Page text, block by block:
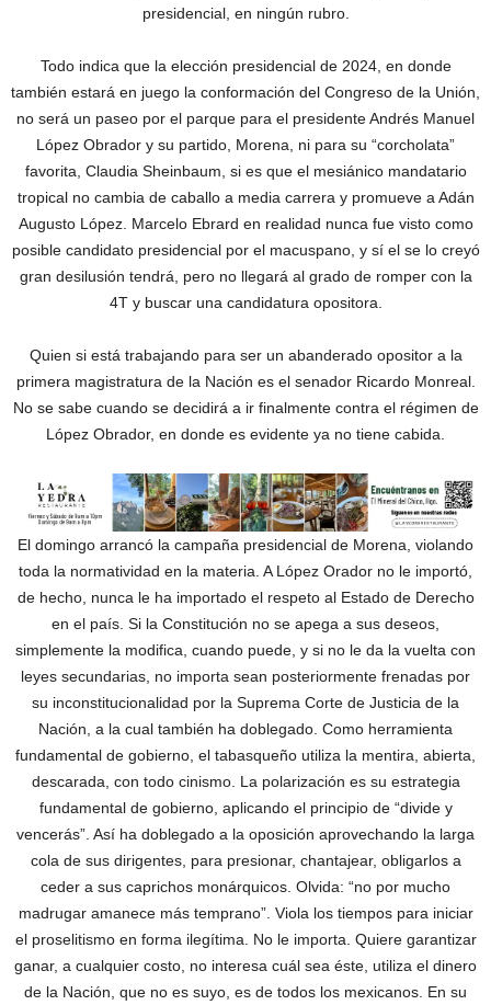
presidencial, en ningún rubro.
Todo indica que la elección presidencial de 2024, en donde
también estará en juego la conformación del Congreso de la Unión,
no será un paseo por el parque para el presidente Andrés Manuel
López Obrador y su partido, Morena, ni para su “corcholata”
favorita, Claudia Sheinbaum, si es que el mesiánico mandatario
tropical no cambia de caballo a media carrera y promueve a Adán
Augusto López. Marcelo Ebrard en realidad nunca fue visto como
posible candidato presidencial por el macuspano, y sí el se lo creyó
gran desilusión tendrá, pero no llegará al grado de romper con la
4T y buscar una candidatura opositora.
Quien si está trabajando para ser un abanderado opositor a la
primera magistratura de la Nación es el senador Ricardo Monreal.
No se sabe cuando se decidirá a ir finalmente contra el régimen de
López Obrador, en donde es evidente ya no tiene cabida.
El domingo arrancó la campaña presidencial de Morena, violando
toda la normatividad en la materia. A López Orador no le importó,
de hecho, nunca le ha importado el respeto al Estado de Derecho
en el país. Si la Constitución no se apega a sus deseos,
simplemente la modifica, cuando puede, y si no le da la vuelta con
leyes secundarias, no importa sean posteriormente frenadas por
su inconstitucionalidad por la Suprema Corte de Justicia de la
Nación, a la cual también ha doblegado. Como herramienta
fundamental de gobierno, el tabasqueño utiliza la mentira, abierta,
descarada, con todo cinismo. La polarización es su estrategia
fundamental de gobierno, aplicando el principio de “divide y
vencerás”. Así ha doblegado a la oposición aprovechando la larga
cola de sus dirigentes, para presionar, chantajear, obligarlos a
ceder a sus caprichos monárquicos. Olvida: “no por mucho
madrugar amanece más temprano”. Viola los tiempos para iniciar
el proselitismo en forma ilegítima. No le importa. Quiere garantizar
ganar, a cualquier costo, no interesa cuál sea éste, utiliza el dinero
de la Nación, que no es suyo, es de todos los mexicanos. En su